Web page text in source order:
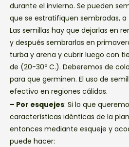
durante el invierno. Se pueden
que se estratifiquen sembradas,
Las semillas hay que dejarlas en
y después sembrarlas en
turba y arena y cubrir luego con
de (20-30º C.). Deberemos de
para que germinen. El uso de
efectivo en regiones cálidas.
– Por esquejes: Si lo que
características idénticas de la
entonces mediante esqueje y
puede hacer: